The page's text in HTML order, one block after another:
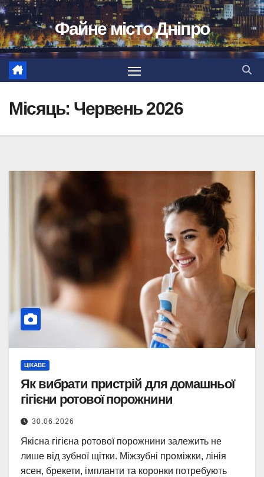
Перейти
до
вмісту
Файне місто Дніпро
Місяць: Червень 2026
ЦІКАВЕ
Як вибрати пристрій для домашньої
гігієни ротової порожнини
30.06.2026
Якісна гігієна ротової порожнини залежить не
лише від зубної щітки. Міжзубні проміжки, лінія
ясен, брекети, імпланти та коронки потребують